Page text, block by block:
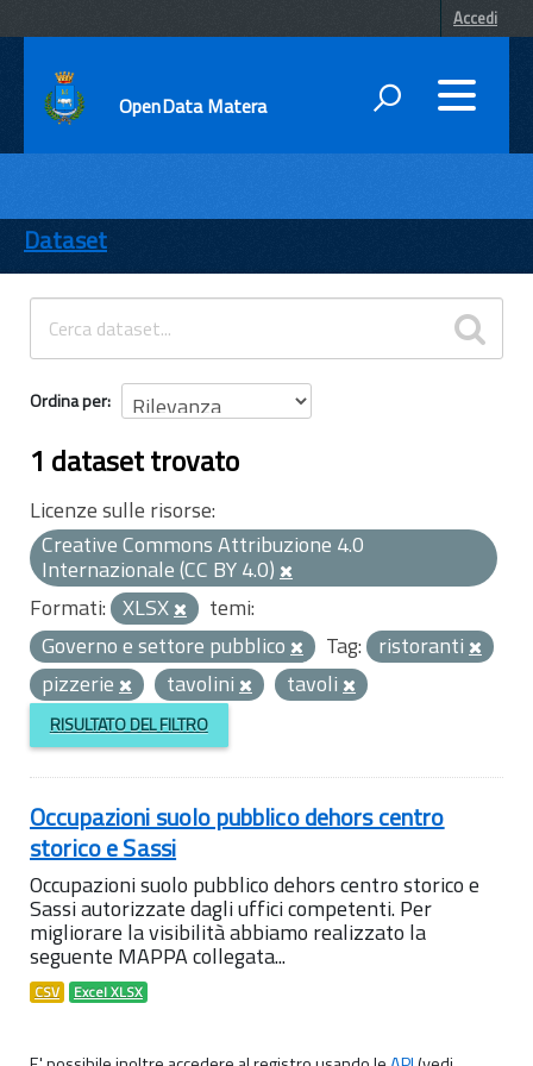
Accedi
OpenData Matera
ENTI
TEMI
INFORMAZIONI
Dataset
Ordina per
1 dataset trovato
Licenze sulle risorse:
Creative Commons Attribuzione 4.0
Internazionale (CC BY 4.0)
Formati: XLSX
temi:
Governo e settore pubblico
Tag: ristoranti
pizzerie
tavolini tavoli
RISULTATO DEL FILTRO
Occupazioni suolo pubblico dehors centro
storico e Sassi
Occupazioni suolo pubblico dehors centro storico e
Sassi autorizzate dagli uffici competenti. Per
migliorare la visibilità abbiamo realizzato la
seguente MAPPA collegata...
CSV Excel XLSX